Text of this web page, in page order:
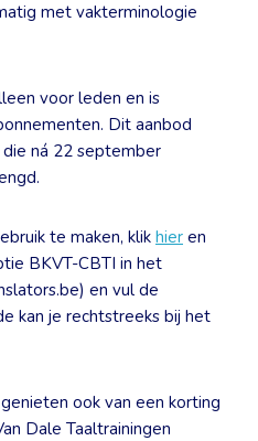
met vakterminologie
voor leden en is
Dit aanbod
ná 22 september
te maken, klik hier en
BKVT-CBTI in het
en vul de
kan je rechtstreeks bij het
ook van een korting
Dale Taaltrainingen